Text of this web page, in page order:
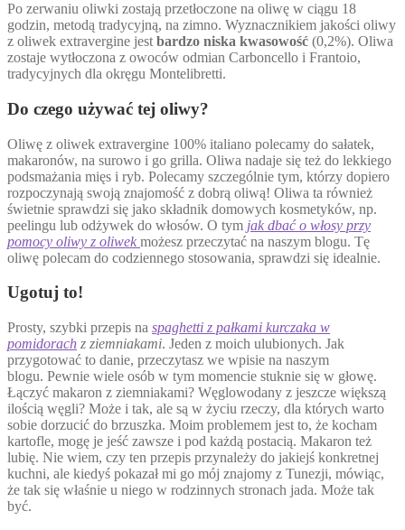
Po zerwaniu oliwki zostają przetłoczone na oliwę w ciągu 18
godzin, metodą tradycyjną, na zimno. Wyznacznikiem jakości oliwy
z oliwek extravergine jest bardzo niska kwasowość (0,2%). Oliwa
zostaje wytłoczona z owoców odmian Carboncello i Frantoio,
tradycyjnych dla okręgu Montelibretti.
Do czego używać tej oliwy?
Oliwę z oliwek extravergine 100% italiano polecamy do sałatek,
makaronów, na surowo i go grilla. Oliwa nadaje się też do lekkiego
podsmażania mięs i ryb. Polecamy szczególnie tym, którzy dopiero
rozpoczynają swoją znajomość z dobrą oliwą! Oliwa ta również
świetnie sprawdzi się jako składnik domowych kosmetyków, np.
peelingu lub odżywek do włosów. O tym jak dbać o włosy przy
pomocy oliwy z oliwek możesz przeczytać na naszym blogu. Tę
oliwę polecam do codziennego stosowania, sprawdzi się idealnie.
Ugotuj to!
Prosty, szybki przepis na spaghetti z pałkami kurczaka w
pomidorach z ziemniakami. Jeden z moich ulubionych. Jak
przygotować to danie, przeczytasz we wpisie na naszym
blogu. Pewnie wiele osób w tym momencie stuknie się w głowę.
Łączyć makaron z ziemniakami? Węglowodany z jeszcze większą
ilością węgli? Może i tak, ale są w życiu rzeczy, dla których warto
sobie dorzucić do brzuszka. Moim problemem jest to, że kocham
kartofle, mogę je jeść zawsze i pod każdą postacią. Makaron też
lubię. Nie wiem, czy ten przepis przynależy do jakiejś konkretnej
kuchni, ale kiedyś pokazał mi go mój znajomy z Tunezji, mówiąc,
że tak się właśnie u niego w rodzinnych stronach jada. Może tak
być.